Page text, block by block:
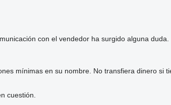
con el vendedor ha surgido alguna duda.
mínimas en su nombre. No transfiera dinero si
cuestión.